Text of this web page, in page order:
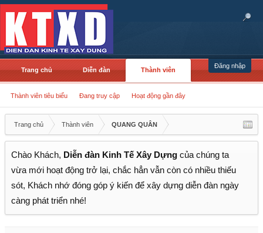
Đăng nhập
Trang chủ Diễn đàn Thành viên
Thành viên tiêu biểu Đang truy cập Hoạt động gần đây
Trang chủ Thành viên QUANG QUÂN
Chào Khách, Diễn đàn Kinh Tế Xây Dựng của chúng ta
vừa mới hoạt động trở lại, chắc hẳn vẫn còn có nhiều thiếu
sót, Khách nhớ đóng góp ý kiến để xây dựng diễn đàn ngày
càng phát triển nhé!